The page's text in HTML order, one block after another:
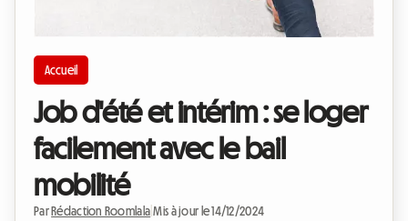
Accueil
Job d'été et intérim : se loger
facilement avec le bail
mobilité
Par Rédaction Roomlala |Mis à jour le 14/12/2024